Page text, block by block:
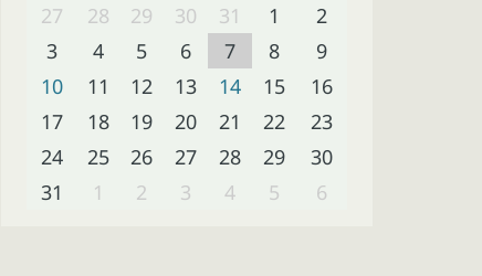
27
28 29 30 31 1
2
3
4 5 6 7 8
9
10
11 12 13 14 15
16
17
18 19 20 21 22
23
24
25 26 27 28 29
30
31
1 2 3 4 5 6